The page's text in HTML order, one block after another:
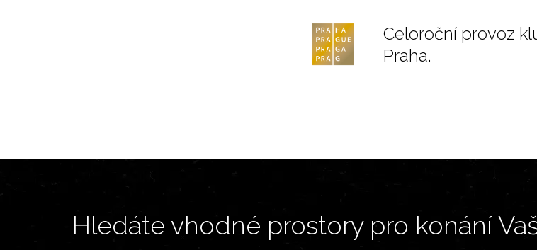
Celoroční provoz
Praha.
Hledáte vhodné prostory pro konání